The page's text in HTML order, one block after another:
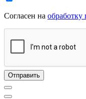
Согласен на